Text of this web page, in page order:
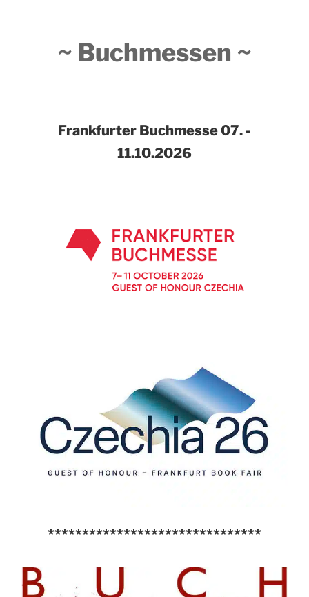
~ Buchmessen ~
Frankfurter Buchmesse07. -
11.10.2026
*******************************